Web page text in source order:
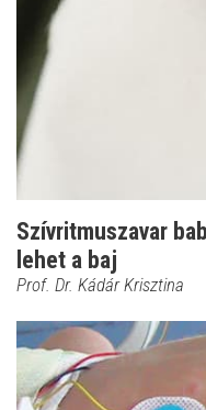
Szívritmuszavar
lehet a baj
Prof. Dr. Kádár Krisztina